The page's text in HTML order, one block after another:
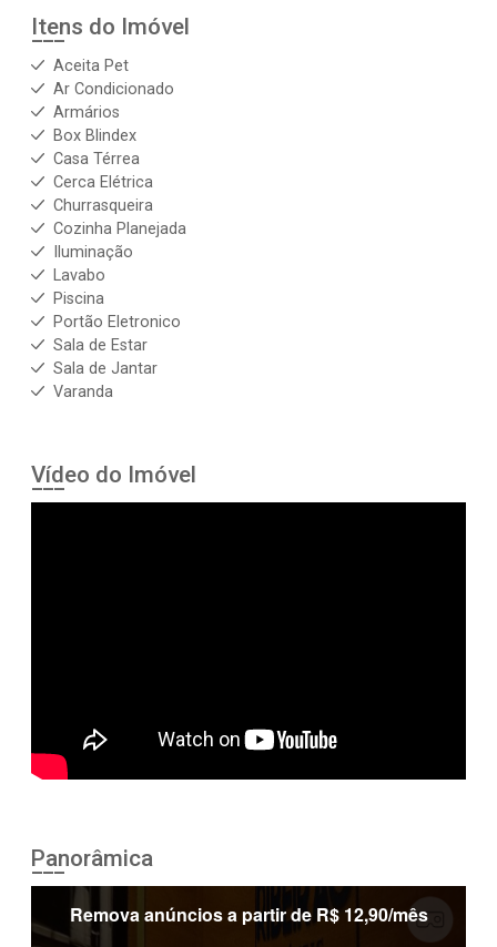
Itens do Imóvel
Aceita Pet
Ar Condicionado
Armários
Box Blindex
Casa Térrea
Cerca Elétrica
Churrasqueira
Cozinha Planejada
Iluminação
Lavabo
Piscina
Portão Eletronico
Sala de Estar
Sala de Jantar
Varanda
Vídeo do Imóvel
Panorâmica